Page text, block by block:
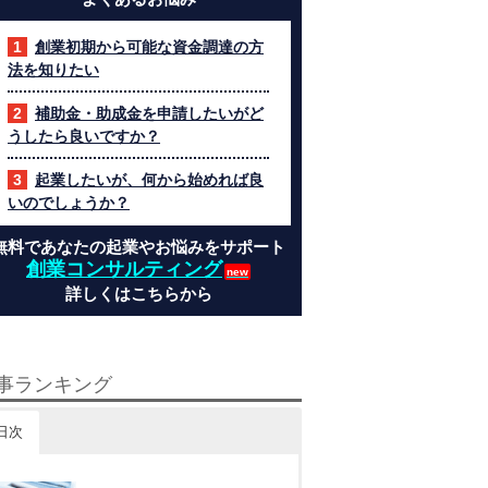
創業初期から可能な資金調達の方
法を知りたい
補助金・助成金を申請したいがど
うしたら良いですか？
起業したいが、何から始めれば良
いのでしょうか？
料であなたの起業やお悩みをサポート
創業コンサルティング
詳しくはこちらから
ランキング
次